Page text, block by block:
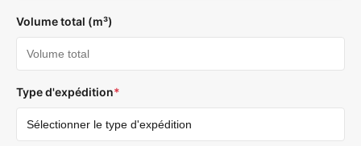
Volume total (m³)
Type d'expédition*